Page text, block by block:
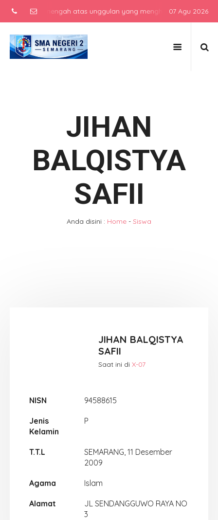
menengah atas unggulan yang menghasilkan lulusan
07 Agu 2026
JIHAN
BALQISTYA
SAFII
Anda disini : Home - Siswa
JIHAN BALQISTYA
SAFII
Saat ini di X-07
NISN 94588615
Jenis
Kelamin
P
T.T.L
SEMARANG, 11 Desember
2009
Agama Islam
Alamat
JL SENDANGGUWO RAYA NO
3